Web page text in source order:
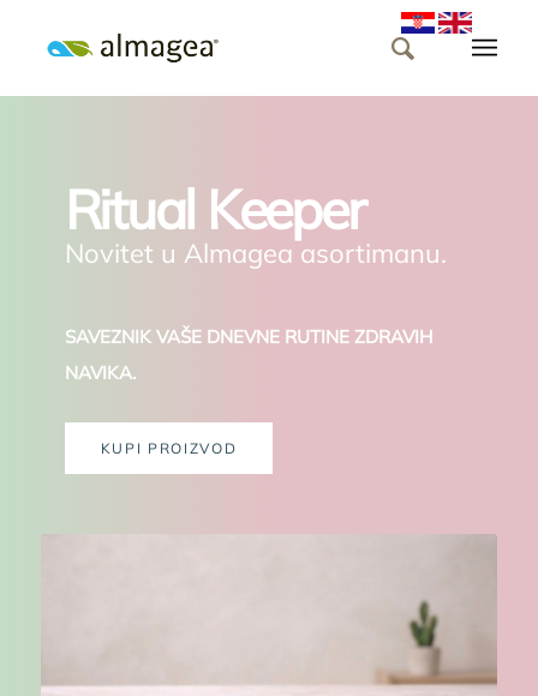
Ritual Keeper
Novitet u Almagea asortimanu.
SAVEZNIK VAŠE DNEVNE RUTINE ZDRAVIH
NAVIKA.
KUPI PROIZVOD